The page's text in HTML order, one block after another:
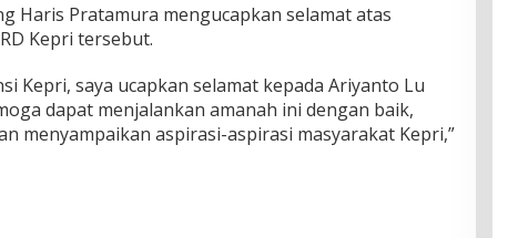
Haris Pratamura mengucapkan selamat atas
Kepri tersebut.
Kepri, saya ucapkan selamat kepada Ariyanto Lu
dapat menjalankan amanah ini dengan baik,
menyampaikan aspirasi-aspirasi masyarakat Kepri,”